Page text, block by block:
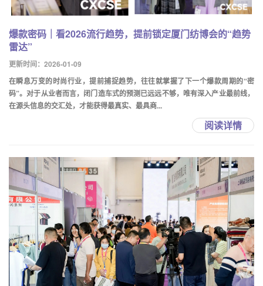
爆款密码｜看2026流行趋势，提前锁定厦门纺博会的“趋势
雷达”
更新时间：2026-01-09
在瞬息万变的时尚行业，提前捕捉趋势，往往就掌握了下一个爆款周期的“密
码”。对于从业者而言，闭门造车式的预测已远远不够，唯有深入产业最前线，
在源头信息的交汇处，才能获得最真实、最具商...
阅读详情